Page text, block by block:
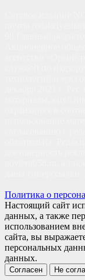
Политика о
Настоящий сайт
данных, а также
использованием
сайта, вы
персональных
данных.
Согласен Не